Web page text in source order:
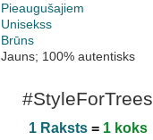
Pieaugušajiem
Unisekss
Brūns
Jauns; 100% autentisks
#StyleForTrees
1 Raksts= 1 koks